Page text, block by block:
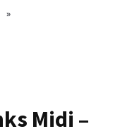
»
Midi –